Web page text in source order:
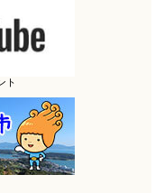
ト